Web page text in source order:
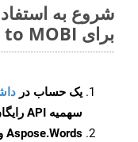
برای OTT to MOBI کنید
یک حساب در
سهمیه API رایگان را دریافت کنید